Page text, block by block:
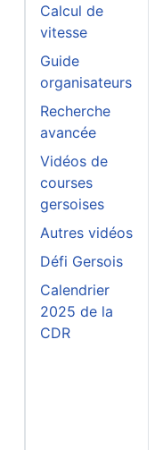
Calcul de
vitesse
Guide
organisateurs
Recherche
avancée
Vidéos de
courses
gersoises
Autres vidéos
Défi Gersois
Calendrier
2025 de la
CDR